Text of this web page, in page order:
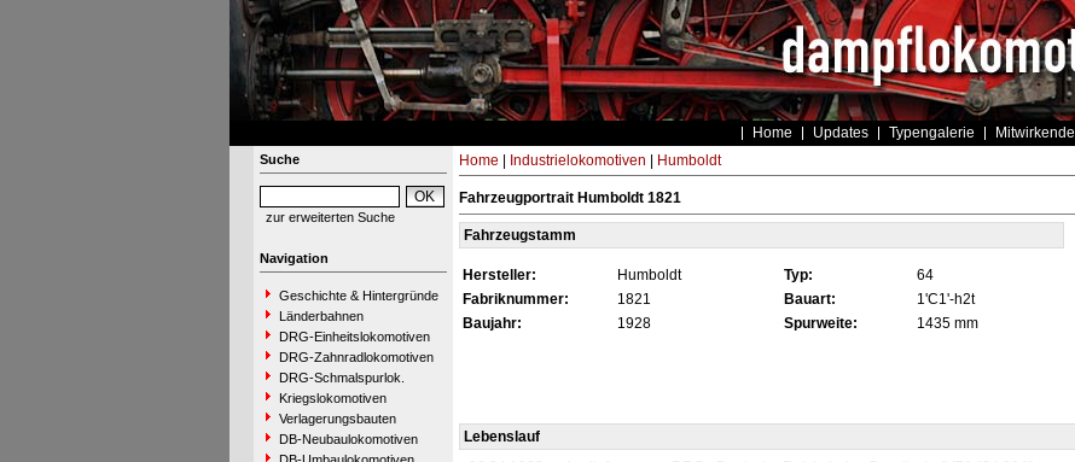
Home Updates Typengalerie Mitwirkende
Suche
zur erweiterten Suche
Navigation
Geschichte & Hintergründe
Länderbahnen
DRG-Einheitslokomotiven
DRG-Zahnradlokomotiven
DRG-Schmalspurlok.
Kriegslokomotiven
Verlagerungsbauten
DB-Neubaulokomotiven
Home Industrielokomotiven Humboldt
Fahrzeugportrait Humboldt 1821
Fahrzeugstamm
Hersteller: Humboldt Typ: 64
Fabriknummer:
1821 Bauart: 1'C1'-h2t
Baujahr:
1928 Spurweite: 1435 mm
Lebenslauf